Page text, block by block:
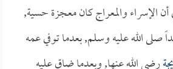
أن الإسراء والمعراج كان معجزة حسية,
صلى الله عليه وسلم, بعدما توفي عمه